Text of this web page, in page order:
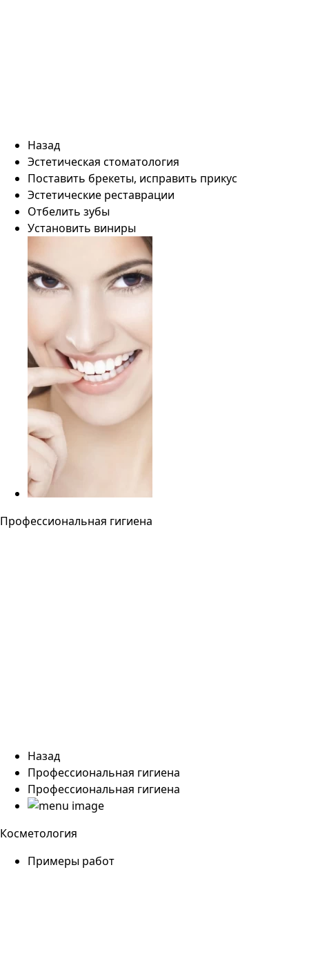
Назад
Эстетическая стоматология
Поставить брекеты, исправить прикус
Эстетические реставрации
Отбелить зубы
Установить виниры
Профессиональная гигиена
Назад
Профессиональная гигиена
Профессиональная гигиена
Косметология
Примеры работ